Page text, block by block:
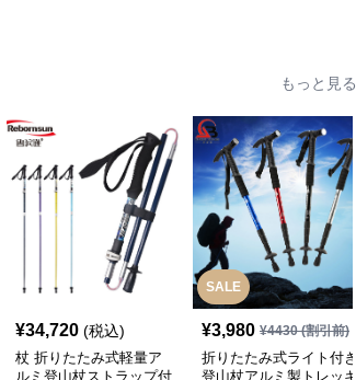
もっと見る
¥34,720 (税込)
杖 折りたたみ式軽量ア
ルミ登山杖ストラップ付
SALE
¥3,980 ¥4430(割引前)
折りたたみ式ライト付き
登山杖アルミ製トレッキ